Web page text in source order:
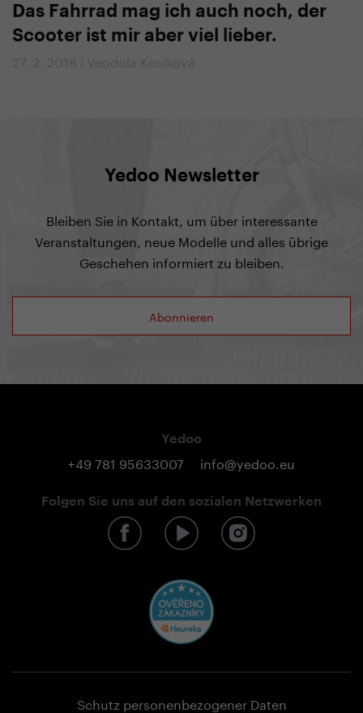
Das Fahrrad mag ich auch noch, der
Scooter ist mir aber viel lieber.
27. 2. 2018 | Vendula Kosíková
Yedoo Newsletter
Bleiben Sie in Kontakt, um über interessante
Veranstaltungen, neue Modelle und alles übrige
Geschehen informiert zu bleiben.
Abonnieren
Yedoo
+49 781 95633007 info@yedoo.eu
Folgen Sie uns auf den sozialen Netzwerken
Schutz personenbezogener Daten